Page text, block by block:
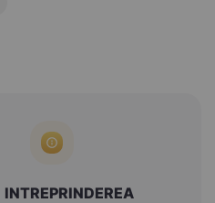
INTREPRINDEREA